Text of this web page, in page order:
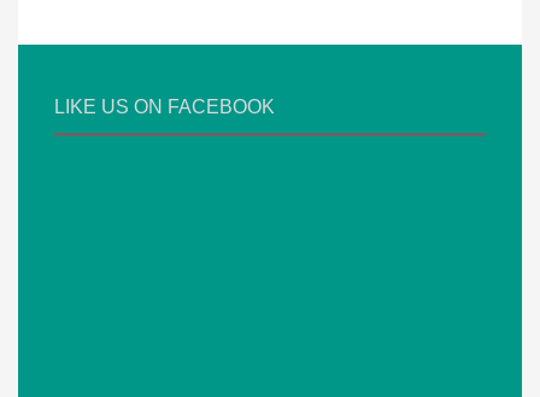
LIKE US ON FACEBOOK